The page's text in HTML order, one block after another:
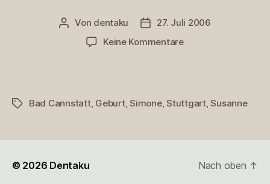
Beitragsautor
Von dentaku Veröffentlichungsdatum
27. Juli 2006
Keine Kommentarezu
nach
Schlagwörter
Bad Cannstatt, Geburt,Simone,Stuttgart,Susanne
© 2026 Dentaku Nach oben ↑